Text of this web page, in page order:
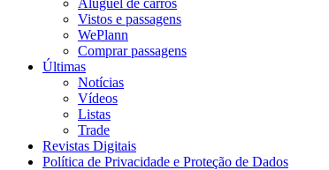
Aluguel de carros
Vistos e passagens
WePlann
Comprar passagens
Últimas
Notícias
Vídeos
Listas
Trade
Revistas Digitais
Política de Privacidade e Proteção de Dados